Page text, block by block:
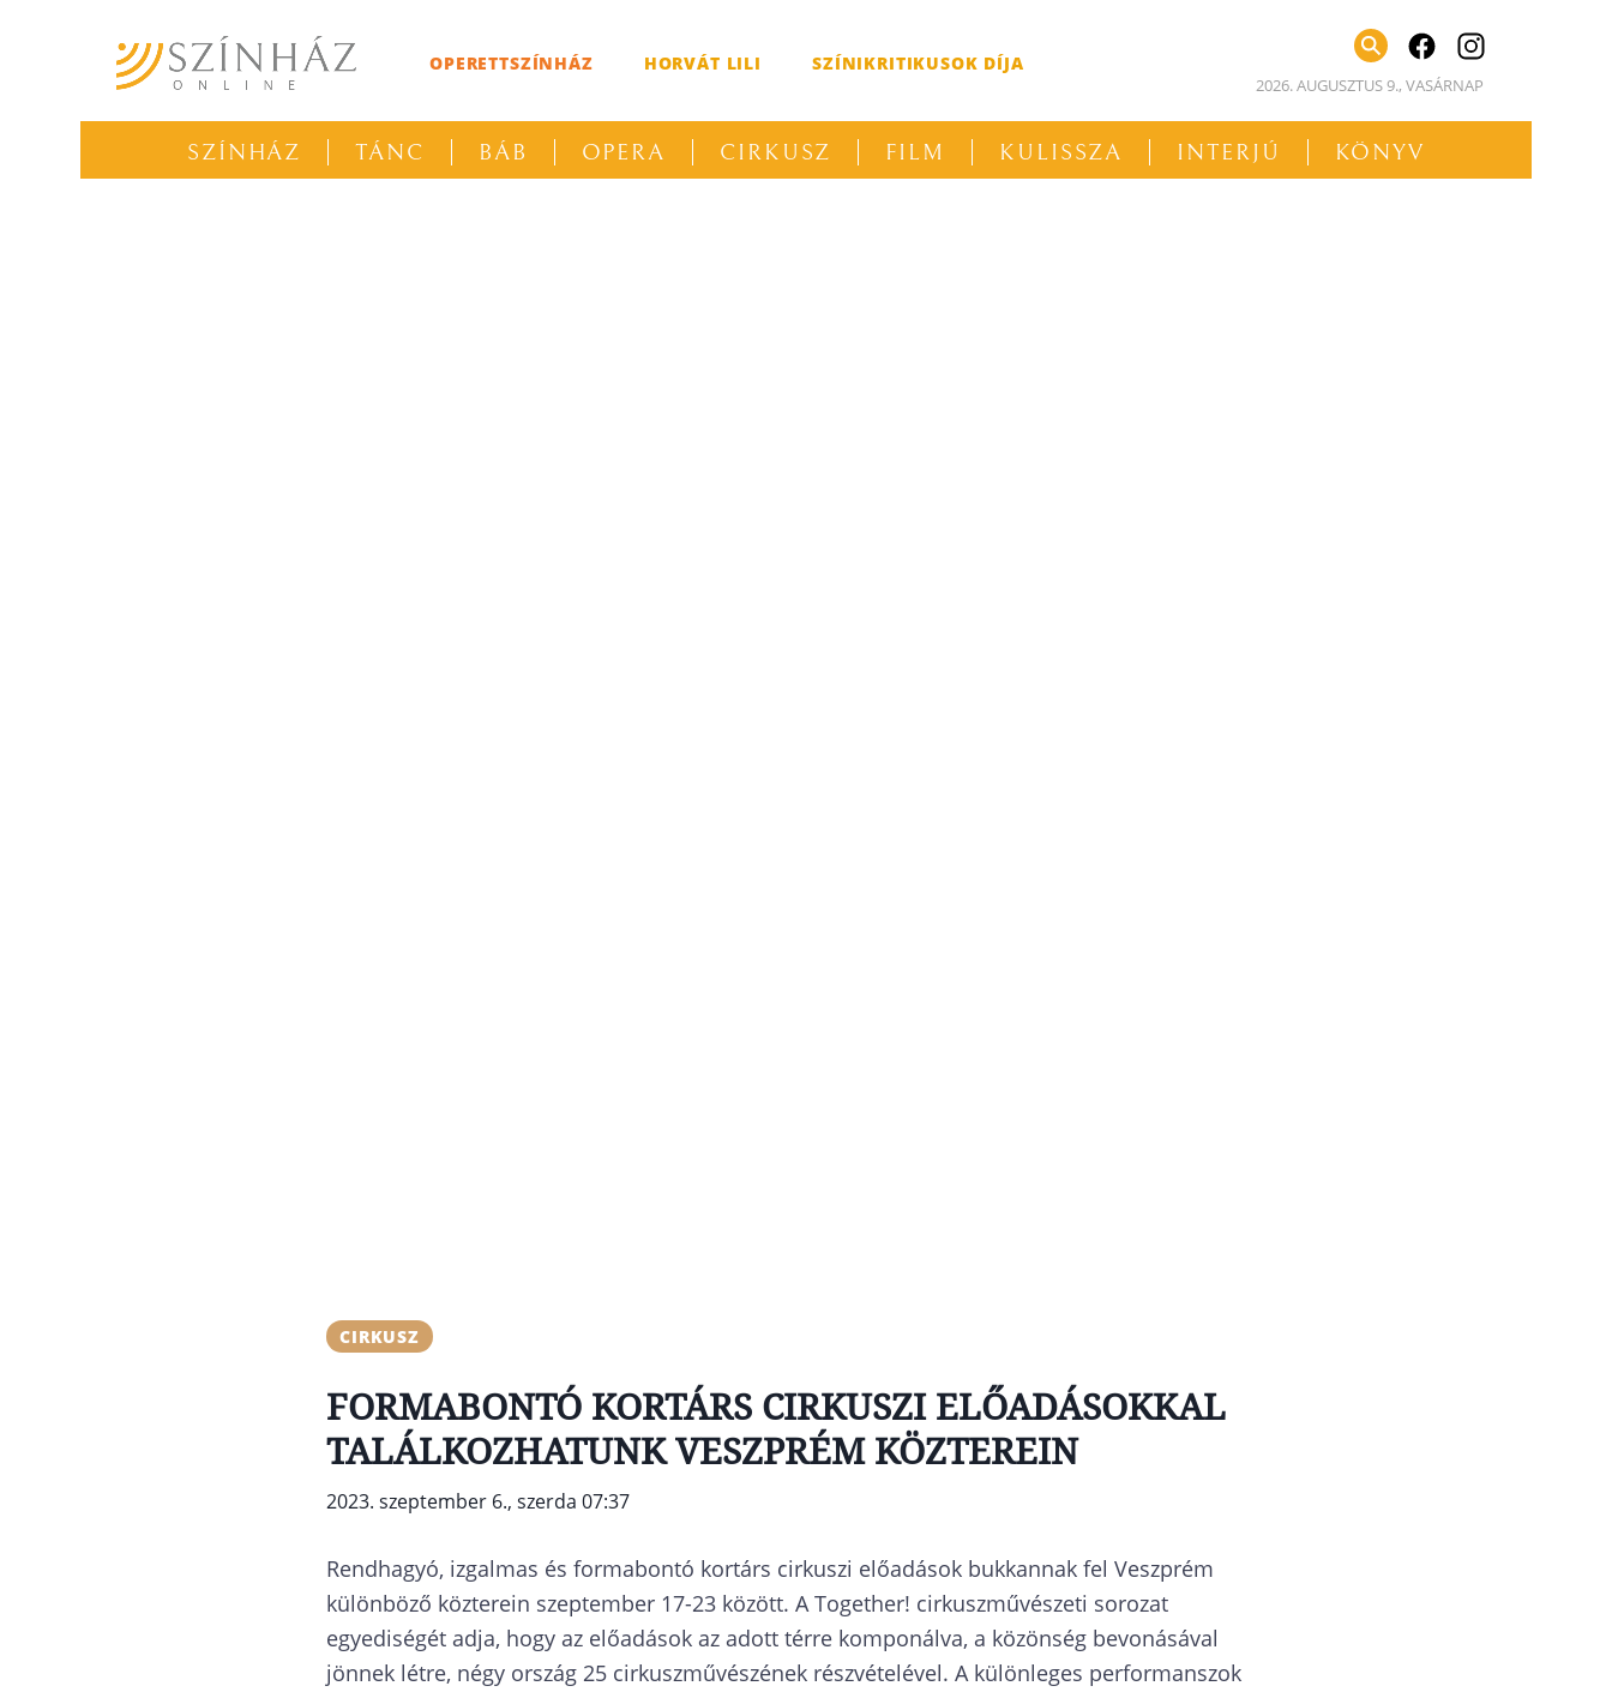
OPERETTSZÍNHÁZ HORVÁT LILI SZÍNIKRITIKUSOK DÍJA facebookinstagram
2026. AUGUSZTUS 9., VASÁRNAP
SZÍNHÁZ TÁNC BÁB OPERA CIRKUSZ FILM KULISSZA INTERJÚ KÖNYV
CIRKUSZ
FORMABONTÓ KORTÁRS CIRKUSZI ELŐADÁSOKKAL
TALÁLKOZHATUNK VESZPRÉM KÖZTEREIN
2023. szeptember 6., szerda 07:37
Rendhagyó, izgalmas és formabontó kortárs cirkuszi előadások bukkannak fel Veszprém
különböző közterein szeptember 17-23 között. A Together! cirkuszművészeti sorozat
egyediségét adja, hogy az előadások az adott térre komponálva, a közönség bevonásával
jönnek létre, négy ország 25 cirkuszművészének részvételével. A különleges performanszok